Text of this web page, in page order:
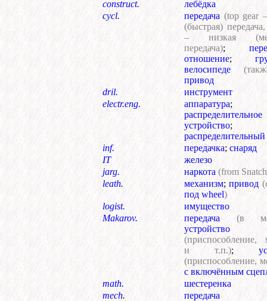
construct.
лебёдка
cycl.
передача (top gear
(быстрая)
– низкая
передача);
отношение;
велосипеде
привод
dril.
инструмент
electr.eng.
аппаратура;
распределительное
устройство;
inf.
передачка; снаряд
IT
железо
jarg.
наркота (from
leath.
механизм;привод
под wheel)
logist.
имущество
Makarov.
передача
(в
устройство
(приспособление,
и т.п.);
(приспособление,
с включённым
math.
шестеренка
mech.
передача